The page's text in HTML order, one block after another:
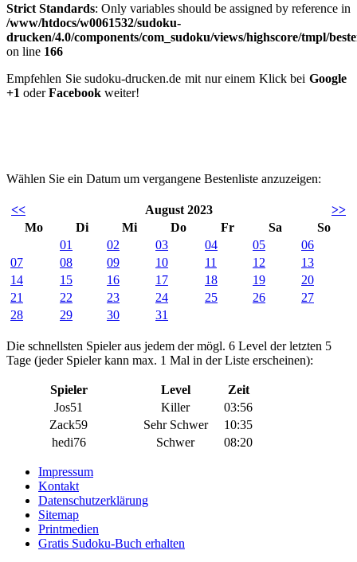
Strict Standards: Only variables should be assigned by reference in
/www/htdocs/w0061532/sudoku-
drucken/4.0/components/com_sudoku/views/highscore/tmpl/
on line 166
Empfehlen Sie sudoku-drucken.de mit nur einem Klick bei Google
+1 oderFacebook weiter!
Wählen Sie ein Datum um vergangene Bestenliste anzuzeigen:
<< August 2023
>>
Mo
Di Mi Do Fr Sa
So
01
02 03 04 05
06
07
08 09 10 11 12
13
14
15 16 17 18 19
20
21
22 23 24 25 26
27
28
29 30 31
Die schnellsten Spieler aus jedem der mögl. 6 Level der letzten 5
Tage (jeder Spieler kann max. 1 Mal in der Liste erscheinen):
Spieler Level
Zeit
Jos51
Killer
03:56
Zack59
Sehr Schwer
10:35
hedi76
Schwer 08:20
Impressum
Kontakt
Datenschutzerklärung
Sitemap
Printmedien
Gratis Sudoku-Buch erhalten